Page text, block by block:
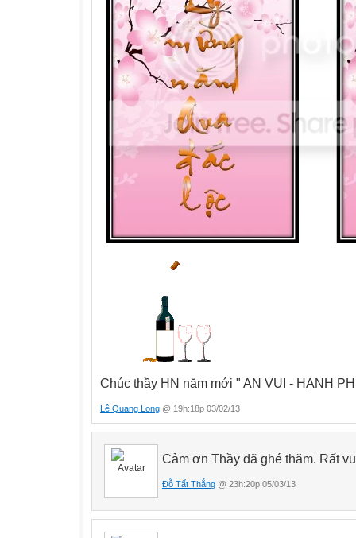
Chúc thầy HN năm mới " AN VUI - HẠNH
Lê Quang Long @ 19h:18p 03/02/13
Cảm ơn Thầy đã ghé thăm. Rất
Đỗ Tất Thắng @ 23h:20p 05/03/13